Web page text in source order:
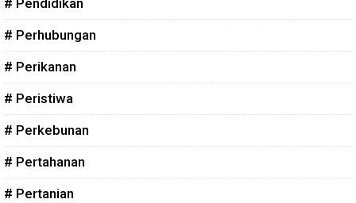
# Pendidikan
# Perhubungan
# Perikanan
# Peristiwa
# Perkebunan
# Pertahanan
# Pertanian